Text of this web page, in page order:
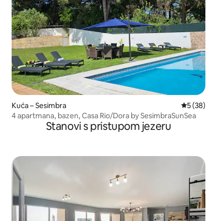
Kuća – Sesimbra Prosječna
5 (38)
4 apartmana, bazen, Casa Rio/Dora by SesimbraSunSea
Stanovi s pristupom jezeru